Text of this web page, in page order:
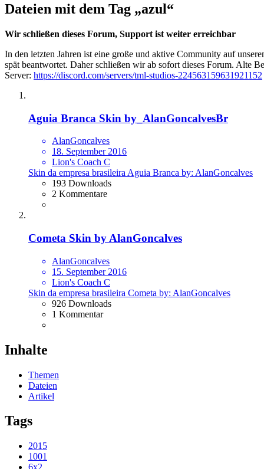
Dateien mit dem Tag „azul“
Wir schließen dieses Forum, Support ist weiter erreichbar
In den letzten Jahren ist eine große und aktive Community auf
spät beantwortet. Daher schließen wir ab sofort dieses Forum. Alte
Server: https://discord.com/servers/tml-studios-224563159631921152
Aguia Branca Skin by_AlanGoncalvesBr
AlanGoncalves
18. September 2016
Lion's Coach C
Skin da empresa brasileira Aguia Branca by: AlanGoncalves
193 Downloads
2 Kommentare
Cometa Skin by AlanGoncalves
AlanGoncalves
15. September 2016
Lion's Coach C
Skin da empresa brasileira Cometa by: AlanGoncalves
926 Downloads
1 Kommentar
Inhalte
Themen
Dateien
Artikel
Tags
2015
1001